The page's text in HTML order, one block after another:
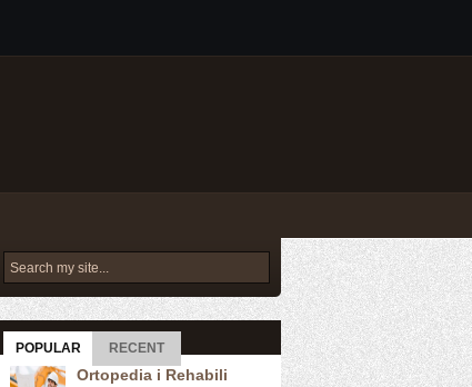
POPULAR RECENT
Ortopedia i Rehabili